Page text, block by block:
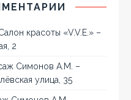
красоты «V.V.E.» –
2
Симонов А.М. –
улица, 35